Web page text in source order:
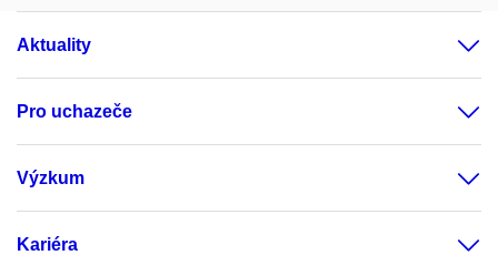
Aktuality
Pro uchazeče
Výzkum
Kariéra